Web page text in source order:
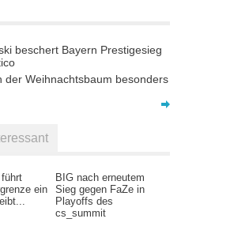
beschert Bayern Prestigesieg
der Weihnachtsbaum besonders
ein
BIG nach erneutem
Sieg gegen FaZe in
Playoffs des
cs_summit